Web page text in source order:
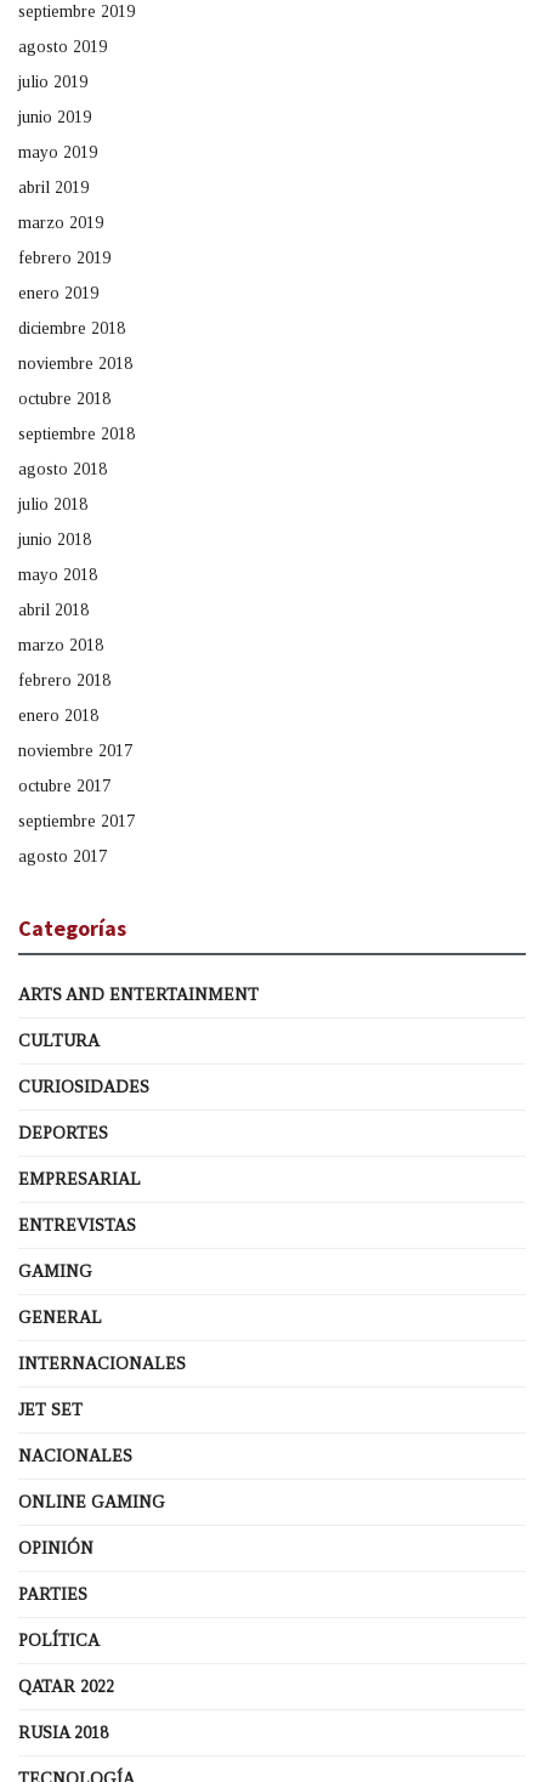
septiembre 2019
agosto 2019
julio 2019
junio 2019
mayo 2019
abril 2019
marzo 2019
febrero 2019
enero 2019
diciembre 2018
noviembre 2018
octubre 2018
septiembre 2018
agosto 2018
julio 2018
junio 2018
mayo 2018
abril 2018
marzo 2018
febrero 2018
enero 2018
noviembre 2017
octubre 2017
septiembre 2017
agosto 2017
Categorías
ARTS AND ENTERTAINMENT
CULTURA
CURIOSIDADES
DEPORTES
EMPRESARIAL
ENTREVISTAS
GAMING
GENERAL
INTERNACIONALES
JET SET
NACIONALES
ONLINE GAMING
OPINIÓN
PARTIES
POLÍTICA
QATAR 2022
RUSIA 2018